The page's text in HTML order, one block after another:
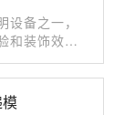
备之一，
和装饰效